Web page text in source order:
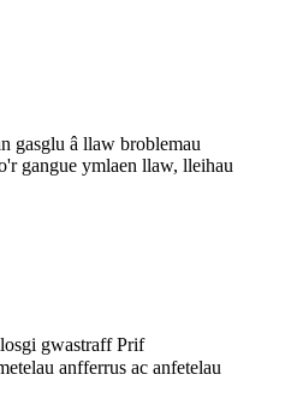
gasglu â llaw broblemau
gangue ymlaen llaw, lleihau
gwastraff Prif
anfferrus ac anfetelau